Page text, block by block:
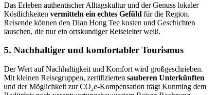
Das Erleben authentischer Alltagskultur und der Genuss lokaler
Köstlichkeiten vermitteln ein echtes Gefühl für die Region.
Reisende können den Dian Hong Tee kosten und Geschichten
lauschen, die nur ein ortskundiger Reiseleiter weiß.
5. Nachhaltiger und komfortabler Tourismus
Der Wert auf Nachhaltigkeit und Komfort wird großgeschrieben.
Mit kleinen Reisegruppen, zertifizierten sauberen Unterkünften
und der Möglichkeit zur CO₂e-Kompensation trägt Kunming dem